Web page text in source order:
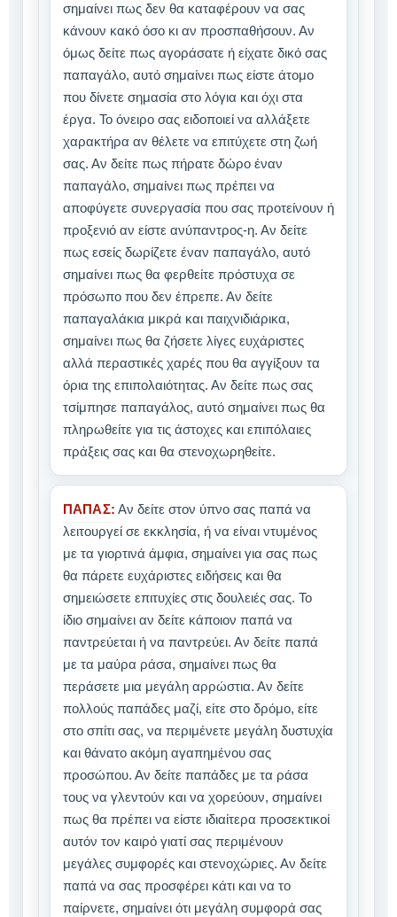
σημαίνει πως δεν θα καταφέρουν να σας
κάνουν κακό όσο κι αν προσπαθήσουν. Αν
όμως δείτε πως αγοράσατε ή είχατε δικό σας
παπαγάλο, αυτό σημαίνει πως είστε άτομο
που δίνετε σημασία στο λόγια και όχι στα
έργα. Το όνειρο σας ειδοποιεί να αλλάξετε
χαρακτήρα αν θέλετε να επιτύχετε στη ζωή
σας. Αν δείτε πως πήρατε δώρο έναν
παπαγάλο, σημαίνει πως πρέπει να
αποφύγετε συνεργασία που σας προτείνουν ή
προξενιό αν είστε ανύπαντρος-η. Αν δείτε
πως εσείς δωρίζετε έναν παπαγάλο, αυτό
σημαίνει πως θα φερθείτε πρόστυχα σε
πρόσωπο που δεν έπρεπε. Αν δείτε
παπαγαλάκια μικρά και παιχνιδιάρικα,
σημαίνει πως θα ζήσετε λίγες ευχάριστες
αλλά περαστικές χαρές που θα αγγίξουν τα
όρια της επιπολαιότητας. Αν δείτε πως σας
τσίμπησε παπαγάλος, αυτό σημαίνει πως θα
πληρωθείτε για τις άστοχες και επιπόλαιες
πράξεις σας και θα στενοχωρηθείτε.
ΠΑΠΑΣ: Αν δείτε στον ύπνο σας παπά να
λειτουργεί σε εκκλησία, ή να είναι ντυμένος
με τα γιορτινά άμφια, σημαίνει για σας πως
θα πάρετε ευχάριστες ειδήσεις και θα
σημειώσετε επιτυχίες στις δουλειές σας. Το
ίδιο σημαίνει αν δείτε κάποιον παπά να
παντρεύεται ή να παντρεύει. Αν δείτε παπά
με τα μαύρα ράσα, σημαίνει πως θα
περάσετε μια μεγάλη αρρώστια. Αν δείτε
πολλούς παπάδες μαζί, είτε στο δρόμο, είτε
στο σπίτι σας, να περιμένετε μεγάλη δυστυχία
και θάνατο ακόμη αγαπημένου σας
προσώπου. Αν δείτε παπάδες με τα ράσα
τους να γλεντούν και να χορεύουν, σημαίνει
πως θα πρέπει να είστε ιδιαίτερα προσεκτικοί
αυτόν τον καιρό γιατί σας περιμένουν
μεγάλες συμφορές και στενοχώριες. Αν δείτε
παπά να σας προσφέρει κάτι και να το
παίρνετε, σημαίνει ότι μεγάλη συμφορά σας